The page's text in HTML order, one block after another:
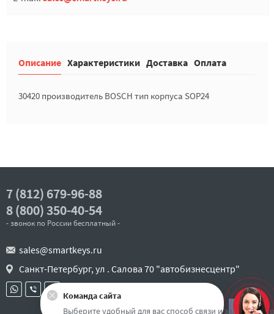
Описание Характеристики Доставка Оплата
30420 производитель BOSCH тип корпуса SOP24
7 (812) 679-96-88
8 (800) 350-40-54
- звонок по России бесплатный -
sales@smartkeys.ru
Санкт-Петербург, ул . Салова 70 "автобизнесцентр"
Наверх
Команда сайта
Выберите удобный для вас способ связи и задайте